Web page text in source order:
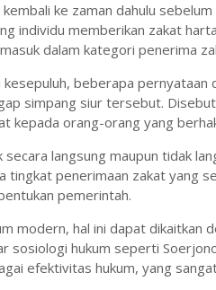
ke zaman dahulu
individu memberikan zakat
dalam kategori penerima
beberapa pernyataan
simpang siur tersebut.
kepada orang-orang yang
secara langsung maupun tidak
tingkat penerimaan zakat yang
pemerintah.
modern, hal ini dapat dikaitkan
sosiologi hukum seperti
efektivitas hukum, yang